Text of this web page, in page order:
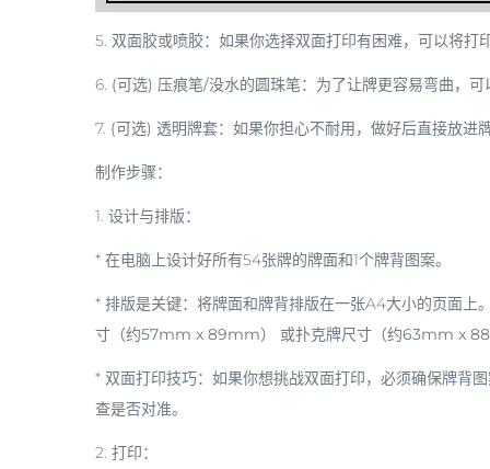
5. 双面胶或喷胶：如果你选择双面打印有困难，可以将打
6. (可选) 压痕笔/没水的圆珠笔：为了让牌更容易弯曲，可
7. (可选) 透明牌套：如果你担心不耐用，做好后直接放进
制作步骤：
1. 设计与排版：
* 在电脑上设计好所有54张牌的牌面和1个牌背图案。
* 排版是关键：将牌面和牌背排版在一张A4大小的页面上
寸（约57mm x 89mm）
或扑克牌尺寸（约63mm x
* 双面打印技巧：如果你想挑战双面打印，必须确保牌背
查是否对准。
2. 打印：